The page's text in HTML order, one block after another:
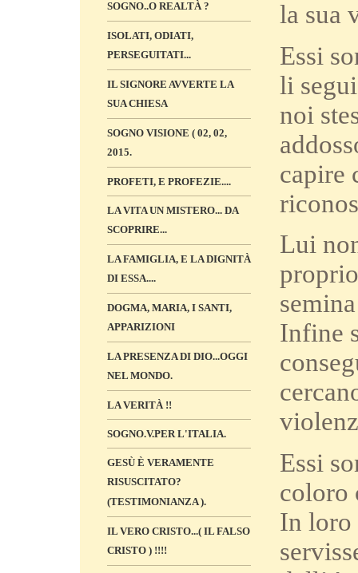
SOGNO..O REALTÀ ?
ISOLATI, ODIATI,
PERSEGUITATI...
IL SIGNORE AVVERTE LA
SUA CHIESA
SOGNO VISIONE ( 02, 02,
2015.
PROFETI, E PROFEZIE....
LA VITA UN MISTERO... DA
SCOPRIRE...
LA FAMIGLIA, E LA DIGNITÀ
DI ESSA....
DOGMA, MARIA, I SANTI,
APPARIZIONI
LA PRESENZA DI DIO...OGGI
NEL MONDO.
LA VERITÀ !!
SOGNO.V.PER L'ITALIA.
GESÙ È VERAMENTE
RISUSCITATO?
(TESTIMONIANZA ).
IL VERO CRISTO...( IL FALSO
CRISTO ) !!!!
la sua
Essi
li
noi
capire
Lui
Infine
Essi
coloro
In loro